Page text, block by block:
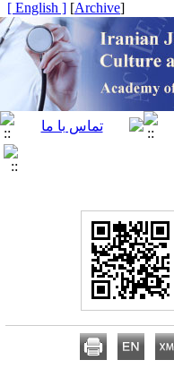
[
Archive
]
[ English ]